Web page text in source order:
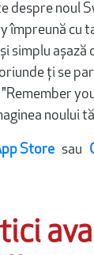
despre noul
împreună cu
simplu așază
ți se
noului
Store sau